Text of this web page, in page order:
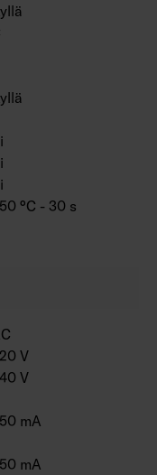
°C - 30 s
V
V
mA
mA